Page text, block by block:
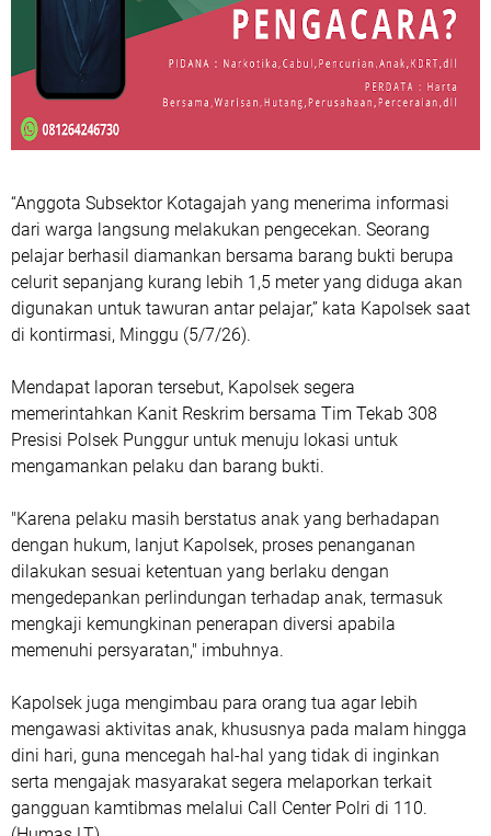
“Anggota Subsektor Kotagajah yang menerima informasi
dari warga langsung melakukan pengecekan. Seorang
pelajar berhasil diamankan bersama barang bukti berupa
celurit sepanjang kurang lebih 1,5 meter yang diduga akan
digunakan untuk tawuran antar pelajar,” kata Kapolsek saat
di kontirmasi, Minggu (5/7/26).
Mendapat laporan tersebut, Kapolsek segera
memerintahkan Kanit Reskrim bersama Tim Tekab 308
Presisi Polsek Punggur untuk menuju lokasi untuk
mengamankan pelaku dan barang bukti.
"Karena pelaku masih berstatus anak yang berhadapan
dengan hukum, lanjut Kapolsek, proses penanganan
dilakukan sesuai ketentuan yang berlaku dengan
mengedepankan perlindungan terhadap anak, termasuk
mengkaji kemungkinan penerapan diversi apabila
memenuhi persyaratan," imbuhnya.
Kapolsek juga mengimbau para orang tua agar lebih
mengawasi aktivitas anak, khususnya pada malam hingga
dini hari, guna mencegah hal-hal yang tidak di inginkan
serta mengajak masyarakat segera melaporkan terkait
gangguan kamtibmas melalui Call Center Polri di 110.